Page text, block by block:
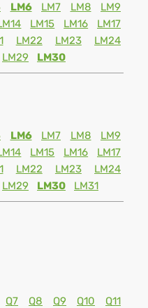
LM6 LM7 LM8
LM9
LM15 LM16
LM17
LM22 LM23
LM24
LM29 LM30
LM6 LM7 LM8
LM9
LM15 LM16
LM17
LM22 LM23
LM24
LM29 LM30 LM31
Q7 Q8 Q9 Q10
Q11